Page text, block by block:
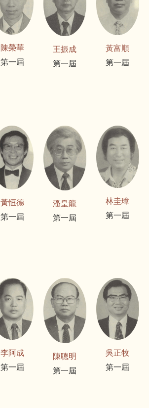
陳榮華
第一屆
王振成
第一屆
黃富順
第一屆
黃恒德
第一屆
潘皇龍
第一屆
林圭璋
第一屆
李阿成
第一屆
陳聰明
第一屆
吳正牧
第一屆